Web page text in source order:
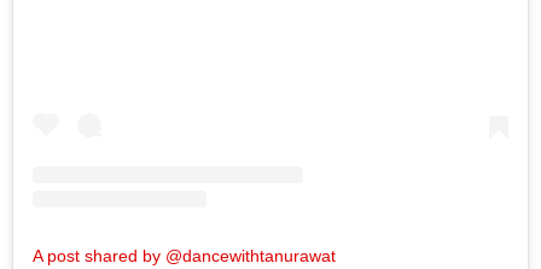
A post shared by @dancewithtanurawat